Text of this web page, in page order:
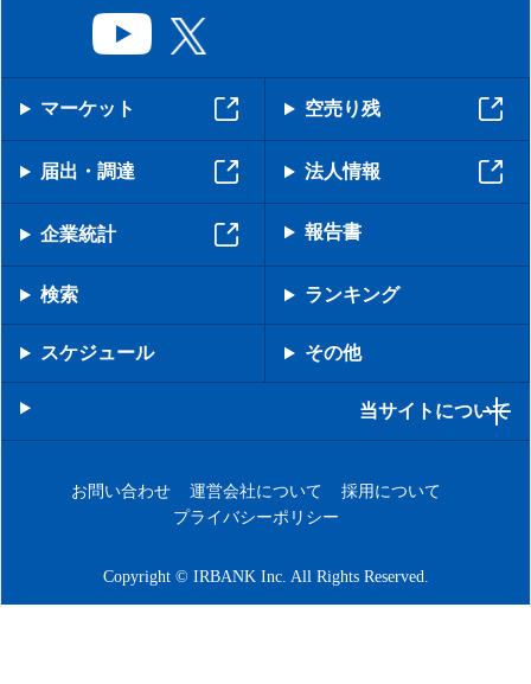
マーケット 空売り残
届出・調達 法人情報
企業統計 報告書
検索 ランキング
スケジュール その他
当サイトについて
お問い合わせ 運営会社について
採用について
プライバシーポリシー
Copyright © IRBANK Inc. All Rights Reserved.